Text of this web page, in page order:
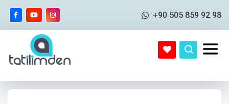
+90 505 859 92 98